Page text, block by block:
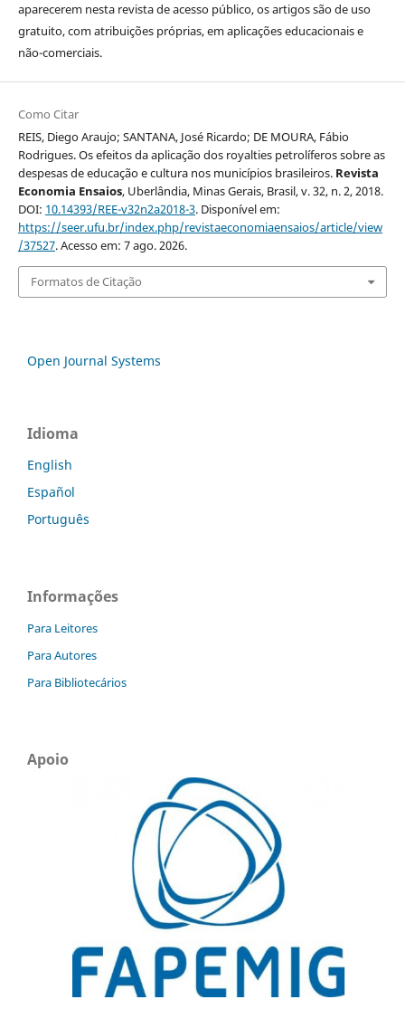
aparecerem nesta revista de acesso público, os artigos são de uso
gratuito, com atribuições próprias, em aplicações educacionais e
não-comerciais.
Como Citar
REIS, Diego Araujo; SANTANA, José Ricardo; DE MOURA, Fábio
Rodrigues. Os efeitos da aplicação dos royalties petrolíferos sobre as
despesas de educação e cultura nos municípios brasileiros. Revista
Economia Ensaios, Uberlândia, Minas Gerais, Brasil, v. 32, n. 2, 2018.
DOI: 10.14393/REE-v32n2a2018-3. Disponível em:
https://seer.ufu.br/index.php/revistaeconomiaensaios/article/view
/37527. Acesso em: 7 ago. 2026.
Formatos de Citação
Open Journal Systems
Idioma
English
Español
Português
Informações
Para Leitores
Para Autores
Para Bibliotecários
Apoio